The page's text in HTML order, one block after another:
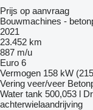
Prijs op aanvraag
Bouwmachines -
2021
23.452 km
887 m/u
Euro 6
Vermogen 158 kW
Vering veer/veer
Water tank 500,053 l
achterwielaandrijving